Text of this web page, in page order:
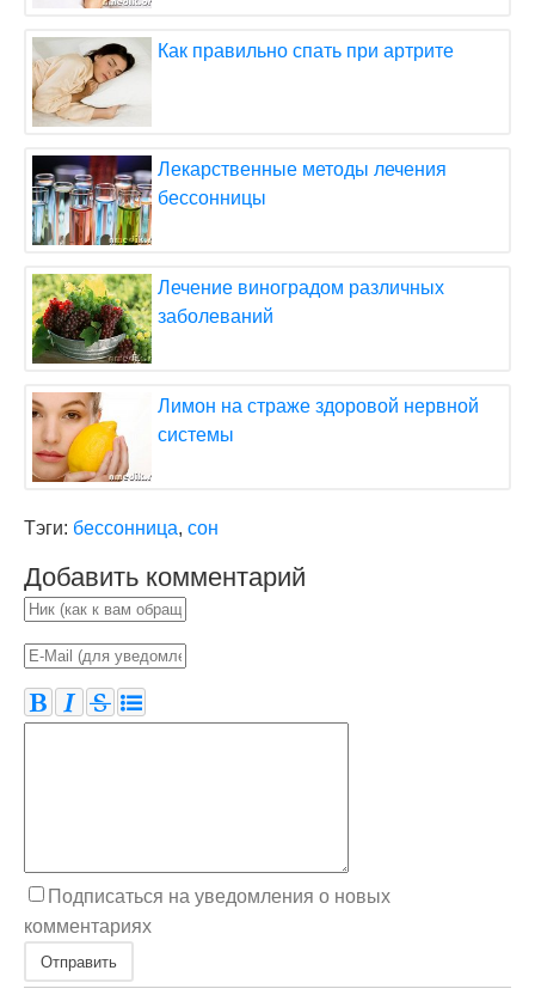
Как правильно спать при артрите
Лекарственные методы лечения
бессонницы
Лечение виноградом различных
заболеваний
Лимон на страже здоровой нервной
системы
Тэги: бессонница, сон
Добавить комментарий
Подписаться на уведомления о новых
комментариях
Отправить